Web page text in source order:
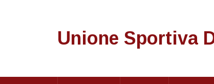
Unione Sportiva